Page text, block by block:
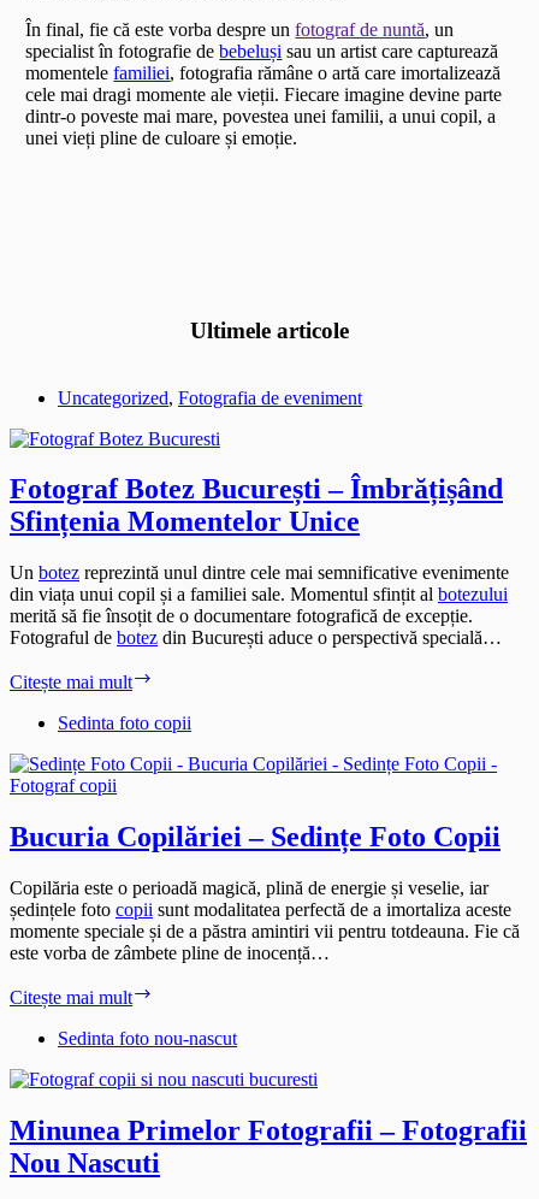
În final, fie că este vorba despre unfotograf de nuntă, un
specialist în fotografie debebeluși sau un artist care capturează
momentelefamiliei, fotografia rămâne o artă care imortalizează
cele mai dragi momente ale vieții. Fiecare imagine devine parte
dintr-o poveste mai mare, povestea unei familii, a unui copil, a
unei vieți pline de culoare și emoție.
Ultimele articole
Uncategorized, Fotografia de eveniment
Fotograf Botez București – Îmbrățișând
Sfințenia Momentelor Unice
Un botez reprezintă unul dintre cele mai semnificative evenimente
din viața unui copil și a familiei sale. Momentul sfințit al botezului
merită să fie însoțit de o documentare fotografică de excepție.
Fotograful de botez din București aduce o perspectivă specială…
Citește mai mult
București
Îmbrățișând
Unice
Sedinta foto copii
Bucuria Copilăriei – Sedințe Foto Copii
Copilăria este o perioadă magică, plină de energie și veselie, iar
ședințele foto copii sunt modalitatea perfectă de a imortaliza aceste
momente speciale și de a păstra amintiri vii pentru totdeauna. Fie că
este vorba de zâmbete pline de inocență…
Citește mai mult
–
Foto
Sedinta foto nou-nascut
Minunea Primelor Fotografii – Fotografii
Nou Nascuti